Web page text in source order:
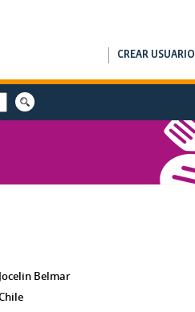
CREAR USUARIO
Jocelin Belmar